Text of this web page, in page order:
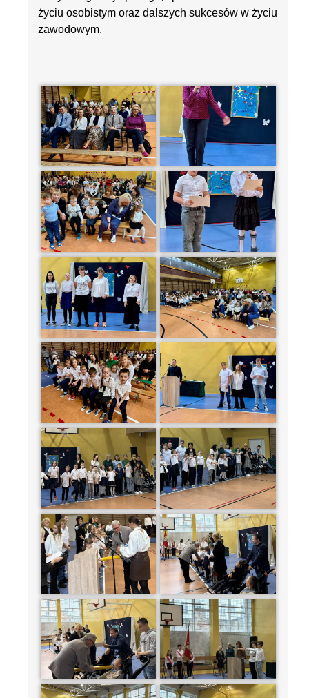
życiu osobistym oraz dalszych sukcesów w życiu
zawodowym.